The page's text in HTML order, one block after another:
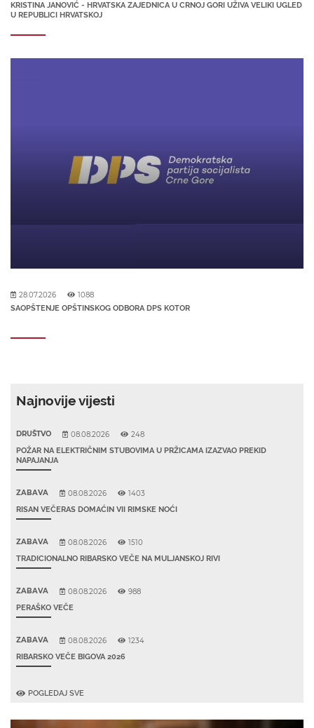
KRISTINA JANOVIĆ - HRVATSKA ZAJEDNICA U CRNOJ GORI UŽIVA VELIKI UGLED
U REPUBLICI HRVATSKOJ
28.07.2026 1088
SAOPŠTENJE OPŠTINSKOG ODBORA DPS KOTOR
Najnovije vijesti
DRUŠTVO 08.08.2026 248
POŽAR NA ELEKTRIČNIM STUBOVIMA U PRŽICAMA IZAZVAO PREKID
NAPAJANJA
ZABAVA 08.08.2026 1403
RISAN VEČERAS DOMAĆIN VII RIMSKE NOĆI
ZABAVA 08.08.2026 1510
TRADICIONALNO RIBARSKO VEČE NA MULJANSKOJ RIVI
ZABAVA 08.08.2026 988
PERAŠKO VEČE
ZABAVA 08.08.2026 1234
RIBARSKO VEČE BIGOVA 2026
POGLEDAJ SVE